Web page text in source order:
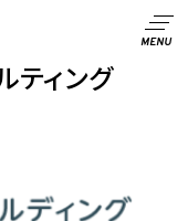
ティング